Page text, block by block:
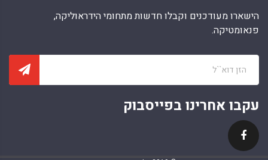
הישארו מעודכנים וקבלו חדשות מתחומי הידראוליקה,
פנאומטיקה.
עקבו אחרינו בפייסבוק